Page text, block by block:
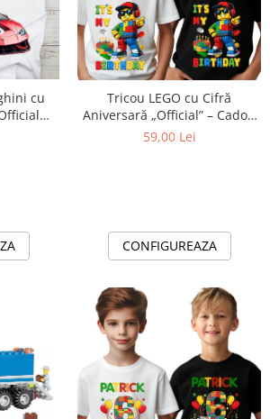
cu
Tricou LEGO cu Cifră
Aniversară „Official” – Cadou
Personalizat pentru Copii | e-
59,00 Lei
CONFIGUREAZA